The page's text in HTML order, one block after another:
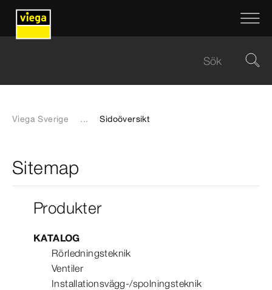
Viega Sverige ... Sidoöversikt
Sitemap
Produkter
KATALOG
Rörledningsteknik
Ventiler
Installationsvägg-/spolningsteknik